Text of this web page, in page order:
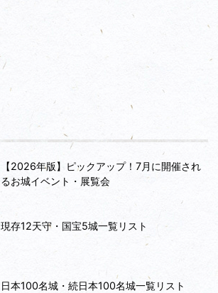
【2026年版】ピックアップ！7月に開催され
るお城イベント・展覧会
現存12天守・国宝5城一覧リスト
日本100名城・続日本100名城一覧リスト